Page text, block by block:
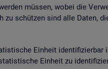
müs­sen, wobei die
zu schüt­zen sind alle Daten,
Ein­heit
Ein­heit zu